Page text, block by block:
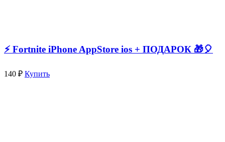
⚡️ Fortnite iPhone AppStore ios + ПОДАРОК 🎁🎈
140 ₽ Купить